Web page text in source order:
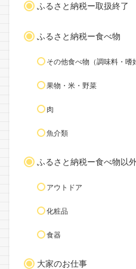
ふるさと納税ー取扱終了
ふるさと納税ー食べ物
その他食べ物（調味料・嗜
果物・米・野菜
肉
魚介類
ふるさと納税ー食べ物以
アウトドア
化粧品
食器
大家のお仕事